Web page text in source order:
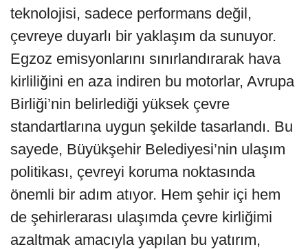
teknolojisi, sadece performans değil,
çevreye duyarlı bir yaklaşım da sunuyor.
Egzoz emisyonlarını sınırlandırarak hava
kirliliğini en aza indiren bu motorlar, Avrupa
Birliği’nin belirlediği yüksek çevre
standartlarına uygun şekilde tasarlandı. Bu
sayede, Büyükşehir Belediyesi’nin ulaşım
politikası, çevreyi koruma noktasında
önemli bir adım atıyor. Hem şehir içi hem
de şehirlerarası ulaşımda çevre kirliğimi
azaltmak amacıyla yapılan bu yatırım,